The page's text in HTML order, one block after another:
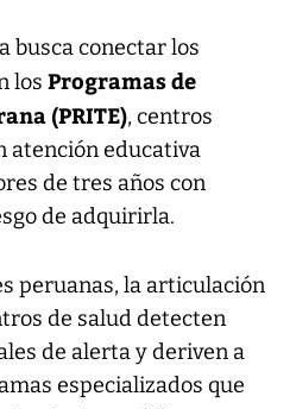
busca conectar los
los Programas de
(PRITE), centros
atención educativa
de tres años con
de adquirirla.
peruanas, la articulación
de salud detecten
de alerta y deriven a
especializados que